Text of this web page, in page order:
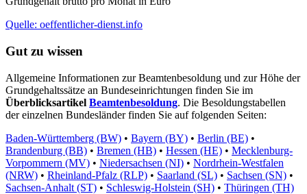
Quelle: oeffentlicher-dienst.info
Gut zu wissen
Allgemeine Informationen zur Beamtenbesoldung und zur Höhe der
Grundgehaltssätze an Bundeseinrichtungen finden Sie im
Überblicksartikel Beamtenbesoldung. Die Besoldungstabellen
der einzelnen Bundesländer finden Sie auf folgenden Seiten:
Baden-Württemberg (BW) • Bayern (BY) • Berlin (BE) •
Brandenburg (BB) • Bremen (HB) • Hessen (HE) • Mecklenburg-
Vorpommern (MV) • Niedersachsen (NI) • Nordrhein-Westfalen
(NRW) • Rheinland-Pfalz (RLP) • Saarland (SL) • Sachsen (SN) •
Sachsen-Anhalt (ST) • Schleswig-Holstein (SH) • Thüringen (TH)